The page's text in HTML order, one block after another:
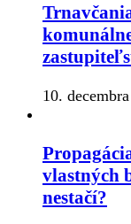
10.
vlastných
nestačí?